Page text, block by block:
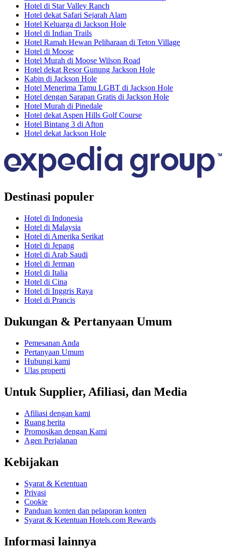
Hotel di Star Valley Ranch
Hotel dekat Safari Sejarah Alam
Hotel Keluarga di Jackson Hole
Hotel di Indian Trails
Hotel Ramah Hewan Peliharaan di Teton Village
Hotel di Moose
Hotel Murah di Moose Wilson Road
Hotel dekat Resor Gunung Jackson Hole
Kabin di Jackson Hole
Hotel Menerima Tamu LGBT di Jackson Hole
Hotel dengan Sarapan Gratis di Jackson Hole
Hotel Murah di Pinedale
Hotel dekat Aspen Hills Golf Course
Hotel Bintang 3 di Afton
Hotel dekat Jackson Hole
Destinasi populer
Hotel di Indonesia
Hotel di Malaysia
Hotel di Amerika Serikat
Hotel di Jepang
Hotel di Arab Saudi
Hotel di Jerman
Hotel di Italia
Hotel di Cina
Hotel di Inggris Raya
Hotel di Prancis
Dukungan & Pertanyaan Umum
Pemesanan Anda
Pertanyaan Umum
Hubungi kami
Ulas properti
Untuk Supplier, Afiliasi, dan Media
Afiliasi dengan kami
Ruang berita
Promosikan dengan Kami
Agen Perjalanan
Kebijakan
Syarat & Ketentuan
Privasi
Cookie
Panduan konten dan pelaporan konten
Syarat & Ketentuan Hotels.com Rewards
Informasi lainnya